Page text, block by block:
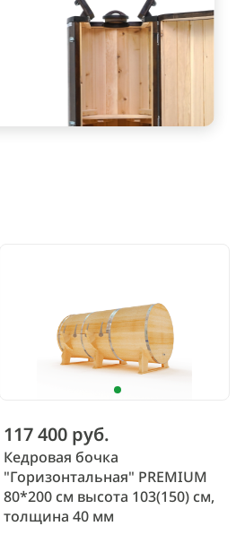
117 400 руб.
Кедровая бочка
"Горизонтальная" PREMIUM
80*200 см высота 103(150) см,
толщина 40 мм